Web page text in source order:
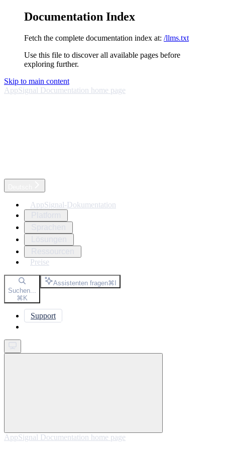
Documentation Index
Fetch the complete documentation index at: /llms.txt
Use this file to discover all available pages before
exploring further.
Skip to main content
AppSignal Documentation home page
AppSignal-Dokumentation
Preise
Suchen...
⌘K
Assistenten fragen⌘I
Support
AppSignal Documentation home page